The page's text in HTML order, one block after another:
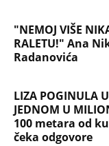
"NEMOJ VIŠE
RALETU!" Ana
Radanovića
LIZA POGINULA
JEDNOM U
100 metara od
čeka odgovore